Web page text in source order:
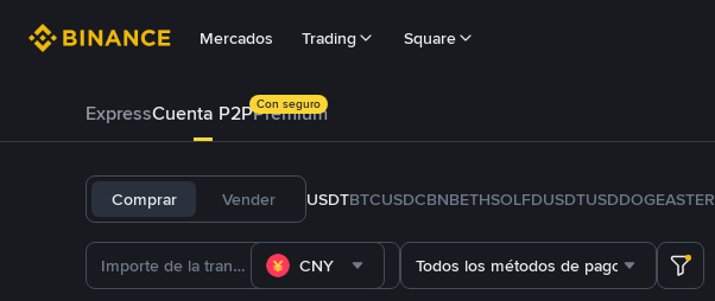
Mercados Trading Square
ExpressCuenta P2PPrémium
Con seguro
Comprar Vender USDTBTCUSDCBNBETHSOLFDUSDTUSDDOGEASTER
CNY Todos los métodos de pago